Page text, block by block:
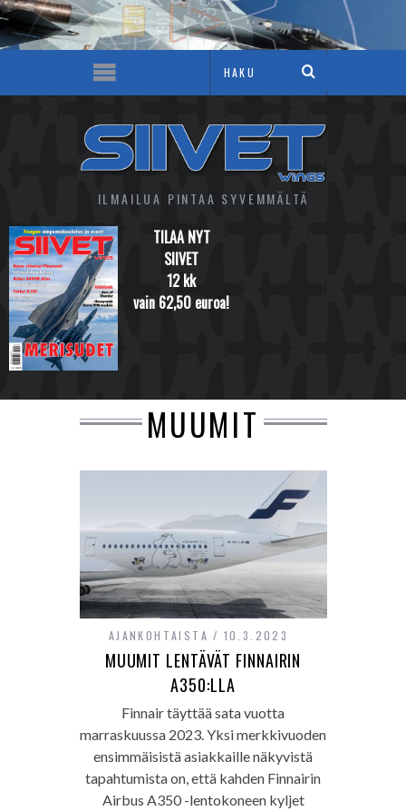
ILMAILUA PINTAA SYVEMMÄLTÄ
TILAA NYT
SIIVET
12 kk
vain 62,50 euroa!
MUUMIT
AJANKOHTAISTA 10.3.2023
MUUMIT LENTÄVÄT FINNAIRIN
A350:LLA
Finnair täyttää sata vuotta
marraskuussa 2023. Yksi merkkivuoden
ensimmäisistä asiakkaille näkyvistä
tapahtumista on, että kahden Finnairin
Airbus A350 -lentokoneen kyljet